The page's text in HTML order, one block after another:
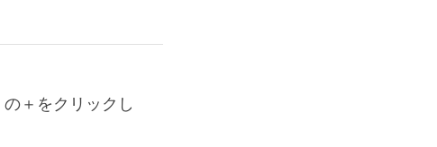
の＋をクリックし